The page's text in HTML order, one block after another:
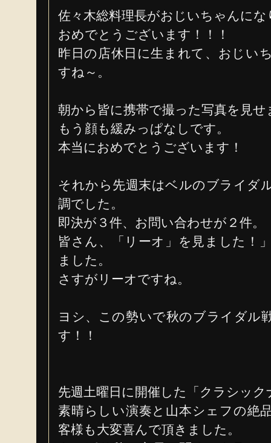
佐々木総料理長がおじいちゃんに
おめでとうございます！！！
昨日の店休日に生まれて、おじい
すね～。
朝から皆に携帯で撮った写真を見せ
もう顔も緩みっぱなしです。
本当におめでとうございます！
それから先週末はベルのブライダ
調でした。
即決が３件、お問い合わせが２件。
皆さん、「リーオ」を見ました！
ました。
さすがリーオですね。
ヨシ、この勢いで秋のブライダル
す！！
先週土曜日に開催した「クラシック
素晴らしい演奏と山本シェフの絶
客様も大変喜んで頂きました。